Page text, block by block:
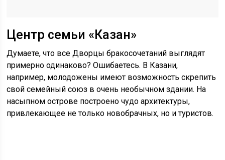
Центр семьи «Казан»
Думаете, что все Дворцы бракосочетаний выглядят
примерно одинаково? Ошибаетесь. В Казани,
например, молодожены имеют возможность скрепить
свой семейный союз в очень необычном здании. На
насыпном острове построено чудо архитектуры,
привлекающее не только новобрачных, но и туристов.